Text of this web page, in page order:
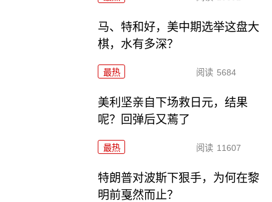
马、特和好，美中期选举这盘大
棋，水有多深？
最热 阅读 5684
美利坚亲自下场救日元，结果
呢？回弹后又蔫了
最热 阅读 11607
特朗普对波斯下狠手，为何在黎
明前戛然而止？